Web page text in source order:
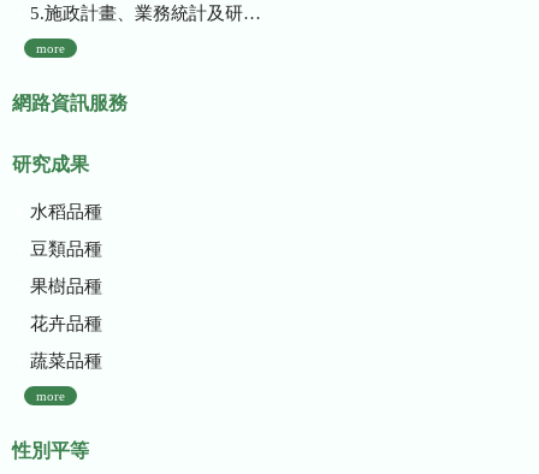
5.施政計畫、業務統計及研究報告
more
網路資訊服務
研究成果
水稻品種
豆類品種
果樹品種
花卉品種
蔬菜品種
more
性別平等